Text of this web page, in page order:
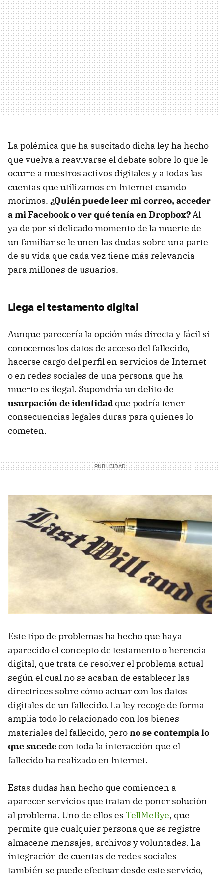
La polémica que ha suscitado dicha ley ha hecho
que vuelva a reavivarse el debate sobre lo que le
ocurre a nuestros activos digitales y a todas las
cuentas que utilizamos en Internet cuando
morimos. ¿Quién puede leer mi correo, acceder
a mi Facebook o ver qué tenía en Dropbox?Al
ya de por si delicado momento de la muerte de
un familiar se le unen las dudas sobre una parte
de su vida que cada vez tiene más relevancia
para millones de usuarios.
Llega el testamento digital
Aunque parecería la opción más directa y fácil si
conocemos los datos de acceso del fallecido,
hacerse cargo del perfil en servicios de Internet
o en redes sociales de una persona que ha
muerto es ilegal. Supondría un delito de
usurpación de identidad que podría tener
consecuencias legales duras para quienes lo
cometen.
Este tipo de problemas ha hecho que haya
aparecido el concepto de testamento o herencia
digital, que trata de resolver el problema actual
según el cual no se acaban de establecer las
directrices sobre cómo actuar con los datos
digitales de un fallecido. La ley recoge de forma
amplia todo lo relacionado con los bienes
materiales del fallecido, perono se contempla lo
que sucedecon toda la interacción que el
fallecido ha realizado en Internet.
Estas dudas han hecho que comiencen a
aparecer servicios que tratan de poner solución
al problema. Uno de ellos es TellMeBye, que
permite que cualquier persona que se registre
almacene mensajes, archivos y voluntades. La
integración de cuentas de redes sociales
también se puede efectuar desde este servicio,